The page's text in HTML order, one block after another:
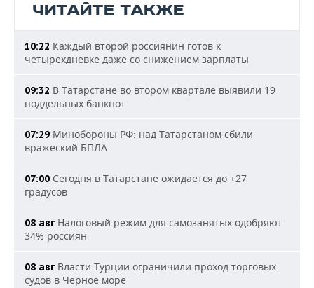
ЧИТАЙТЕ ТАКЖЕ
10:22 Каждый второй россиянин готов к
четырехдневке даже со снижением зарплаты
09:32 В Татарстане во втором квартале выявили 19
поддельных банкнот
07:29 Минобороны РФ: над Татарстаном сбили
вражеский БПЛА
07:00 Сегодня в Татарстане ожидается до +27
градусов
08 авг Налоговый режим для самозанятых одобряют
34% россиян
08 авг Власти Турции ограничили проход торговых
судов в Черное море